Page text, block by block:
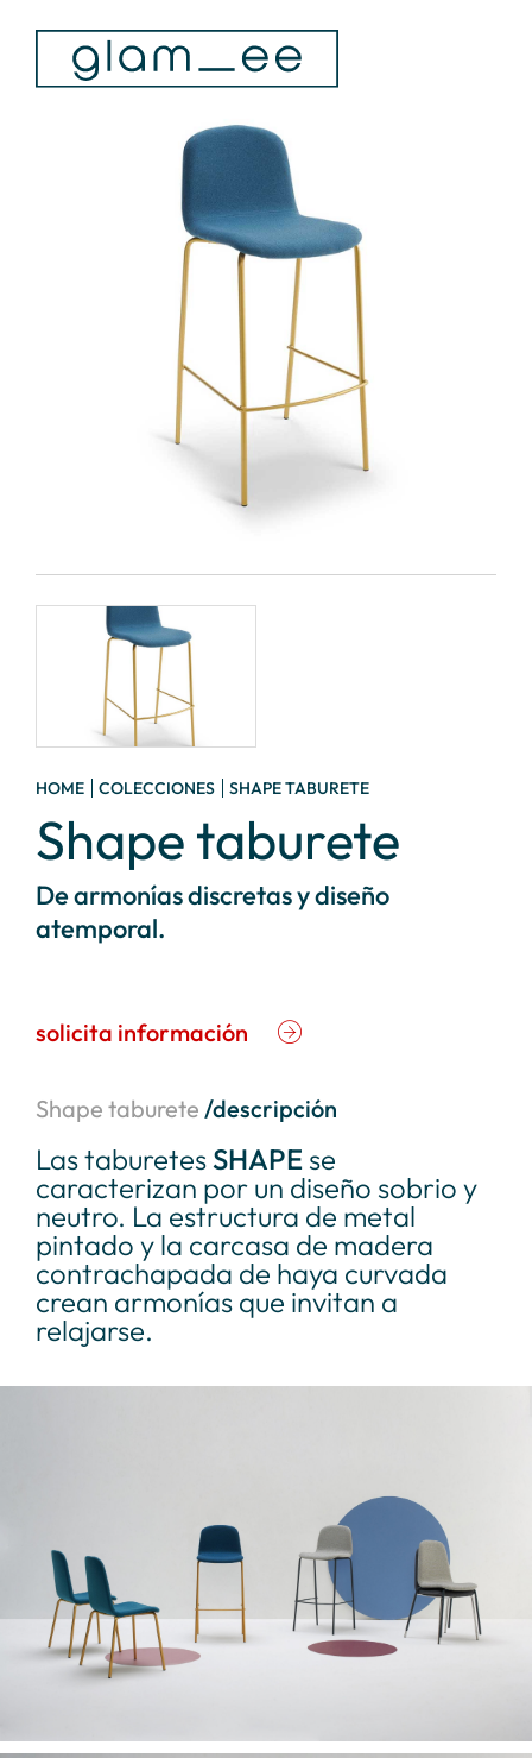
HOME COLECCIONES SHAPE TABURETE
Shape taburete
De armonías discretas y diseño
atemporal.
solicita información
Shape taburete /descripción
Las taburetesSHAPE se
caracterizan por un diseño sobrio y
neutro. La estructura de metal
pintado y la carcasa de madera
contrachapada de haya curvada
crean armonías que invitan a
relajarse.